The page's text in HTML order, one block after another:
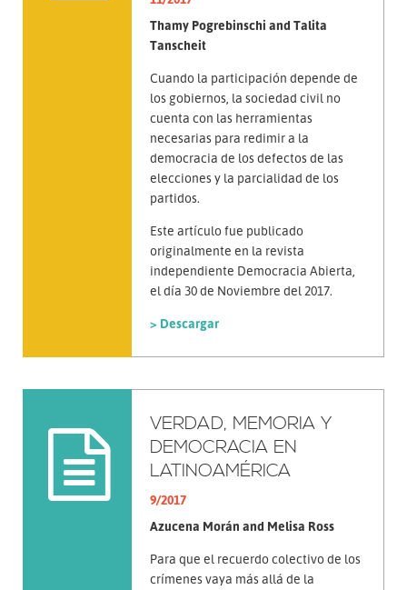
Thamy Pogrebinschi and Talita
Tanscheit
Cuando la participación depende de
los gobiernos, la sociedad civil no
cuenta con las herramientas
necesarias para redimir a la
democracia de los defectos de las
elecciones y la parcialidad de los
partidos.
Este artículo fue publicado
originalmente en la revista
independiente Democracia Abierta,
el día 30 de Noviembre del 2017.
> Descargar
VERDAD, MEMORIA Y
DEMOCRACIA EN
LATINOAMÉRICA
9/2017
Azucena Morán and Melisa Ross
Para que el recuerdo colectivo de los
crímenes vaya más allá de la